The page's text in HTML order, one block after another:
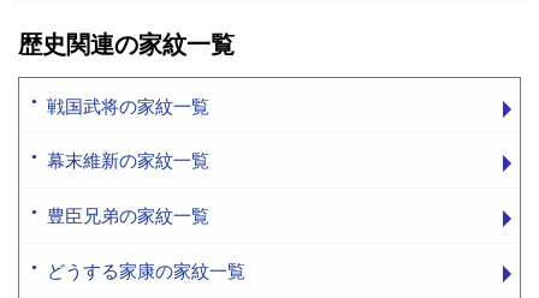
歴史関連の家紋一覧
戦国武将の家紋一覧
幕末維新の家紋一覧
豊臣兄弟の家紋一覧
どうする家康の家紋一覧